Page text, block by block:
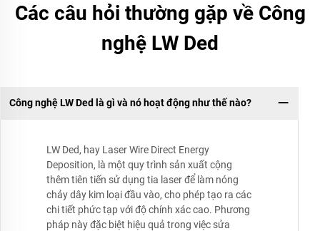
Các câu hỏi thường gặp về Công
nghệ LW Ded
Công nghệ LW Ded là gì và nó hoạt động như thế nào?
LW Ded, hay Laser Wire Direct Energy
Deposition, là một quy trình sản xuất cộng
thêm tiên tiến sử dụng tia laser để làm nóng
chảy dây kim loại đầu vào, cho phép tạo ra các
chi tiết phức tạp với độ chính xác cao. Phương
pháp này đặc biệt hiệu quả trong việc sửa